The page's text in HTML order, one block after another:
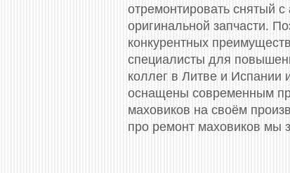
отремонтировать снятый
оригинальной запчасти.
конкурентных
специалисты для
коллег в Литве и Испании
оснащены современным
маховиков на своём
про ремонт маховиков